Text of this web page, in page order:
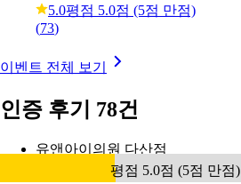
5.0평점 5.0점 (5점 만점)
(73)
이벤트 전체 보기
인증 후기 78건
유앤아이의원 다산점
평점 5.0점 (5점 만점)